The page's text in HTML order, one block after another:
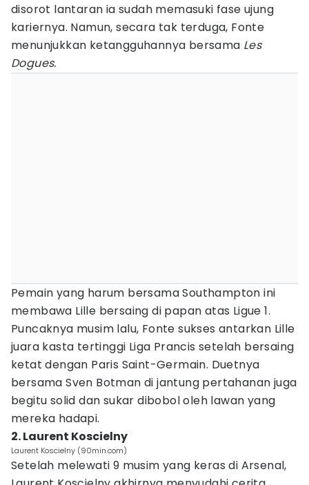
disorot lantaran ia sudah memasuki fase ujung
kariernya. Namun, secara tak terduga, Fonte
menunjukkan ketangguhannya bersama Les
Dogues.
Pemain yang harum bersama Southampton ini
membawa Lille bersaing di papan atas Ligue 1.
Puncaknya musim lalu, Fonte sukses antarkan Lille
juara kasta tertinggi Liga Prancis setelah bersaing
ketat dengan Paris Saint-Germain. Duetnya
bersama Sven Botman di jantung pertahanan juga
begitu solid dan sukar dibobol oleh lawan yang
mereka hadapi.
2. Laurent Koscielny
Laurent Koscielny (90min.com)
Setelah melewati 9 musim yang keras di Arsenal,